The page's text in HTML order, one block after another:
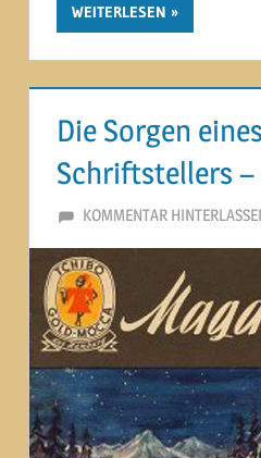
WEITERLESEN
Die Sorgen eines
Schriftstellers
21. JULI 2014
MARTINA BERG
KOMMENTAR